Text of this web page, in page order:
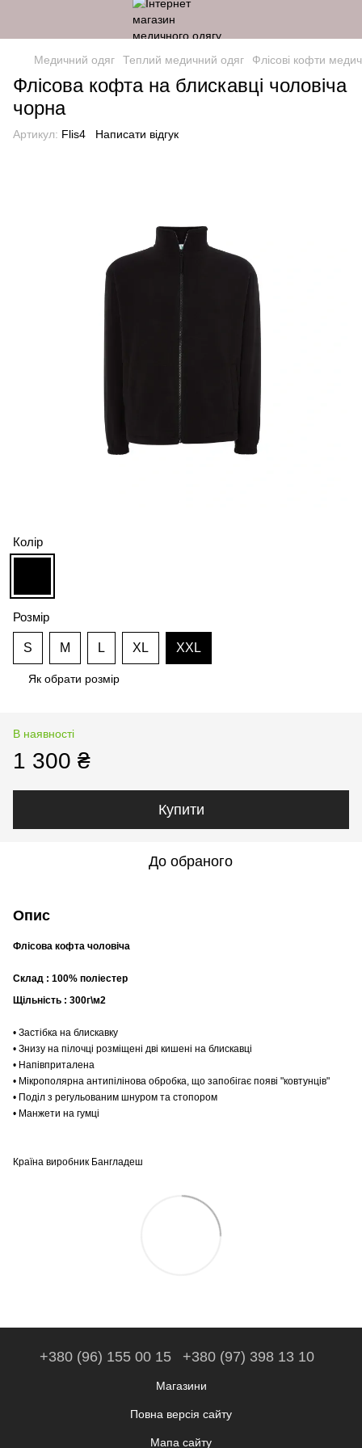
Медичний одяг Теплий медичний одяг Флісові кофти
Флісова кофта на блискавці чоловіча
чорна
Артикул: Flis4 Написати відгук
Колір
Розмір
S M L XL XXL
Як обрати розмір
В наявності
1 300 ₴
Купити
До обраного
Опис
Флісова кофта чоловіча
Склад : 100% поліестер
Щільність : 300г\м2
• Застібка на блискавку
• Знизу на пілочці розміщені дві кишені на блискавці
• Напівприталена
• Мікрополярна антипілінова обробка, що запобігає появі "ковтунців"
• Поділ з регульованим шнуром та стопором
• Манжети на гумці
Країна виробник Бангладеш
+380 (96) 155 00 15 +380 (97) 398 13 10
Магазини
Повна версія сайту
Мапа сайту